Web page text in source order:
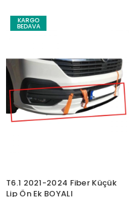
KARGO
BEDAVA
T6.1 2021-2024 Fiber Küçük
Lip Ön Ek BOYALI